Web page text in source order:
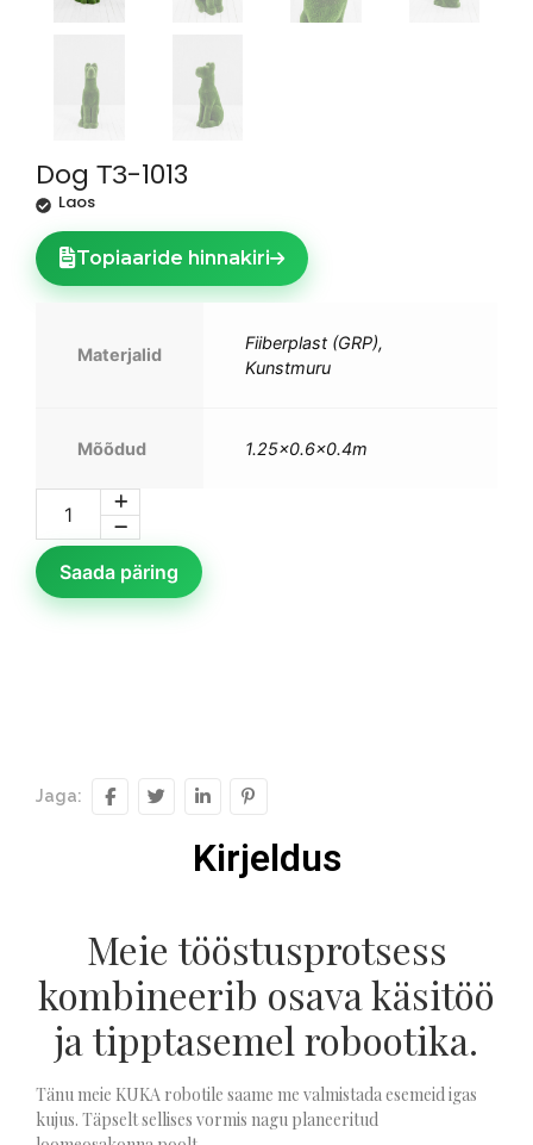
Dog ТЗ-1013
Laos
Topiaaride hinnakiri
Materjalid
Fiiberplast (GRP),
Kunstmuru
Mõõdud 1.25×0.6×0.4m
Saada päring
Jaga:
Kirjeldus
Meie tööstusprotsess
kombineerib osava käsitöö
ja tipptasemel robootika.
Tänu meie KUKA robotile saame me valmistada esemeid igas
kujus. Täpselt sellises vormis nagu planeeritud